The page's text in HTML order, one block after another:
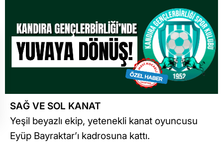
SAĞ VE SOL KANAT
Yeşil beyazlı ekip, yetenekli kanat oyuncusu
Eyüp Bayraktar’ı kadrosuna kattı.